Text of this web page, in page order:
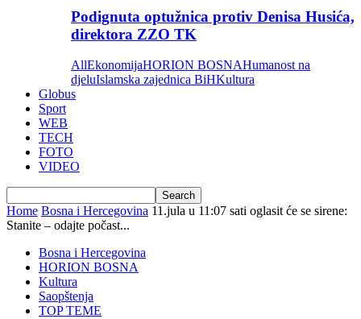
Podignuta optužnica protiv Denisa Husića,
direktora ZZO TK
AllEkonomijaHORION BOSNAHumanost na
djeluIslamska zajednica BiHKultura
Globus
Sport
WEB
TECH
FOTO
VIDEO
Home Bosna i Hercegovina 11.jula u 11:07 sati oglasit će se sirene:
Stanite – odajte počast...
Bosna i Hercegovina
HORION BOSNA
Kultura
Saopštenja
TOP TEME